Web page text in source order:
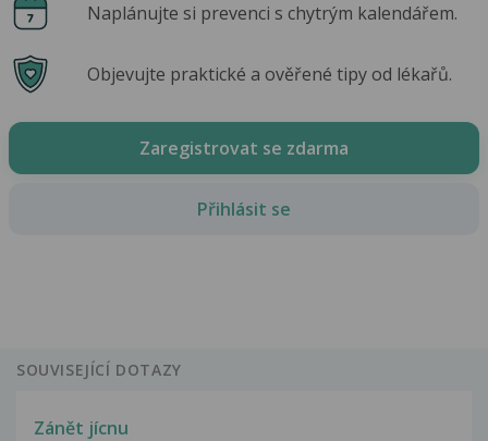
Naplánujte si prevenci s chytrým kalendářem.
Objevujte praktické a ověřené tipy od lékařů.
Zaregistrovat se zdarma
Přihlásit se
SOUVISEJÍCÍ DOTAZY
Zánět jícnu